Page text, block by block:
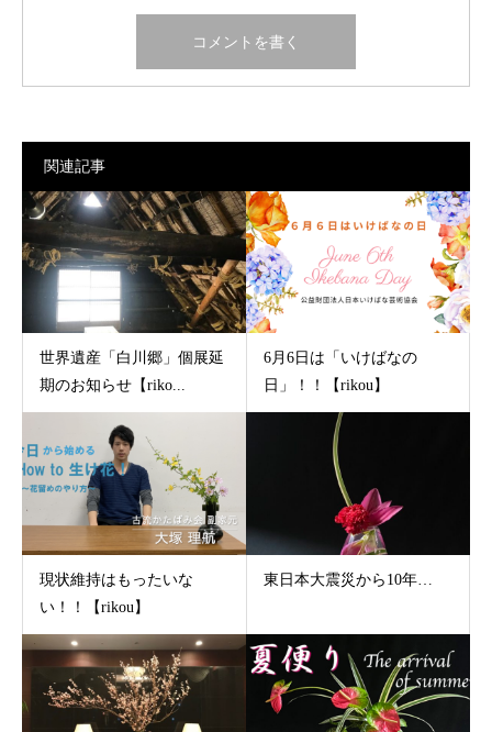
関連記事
世界遺産「白川郷」個展延
期のお知らせ【riko...
6月6日は「いけばなの
日」！！【rikou】
現状維持はもったいな
い！！【rikou】
東日本大震災から10年…